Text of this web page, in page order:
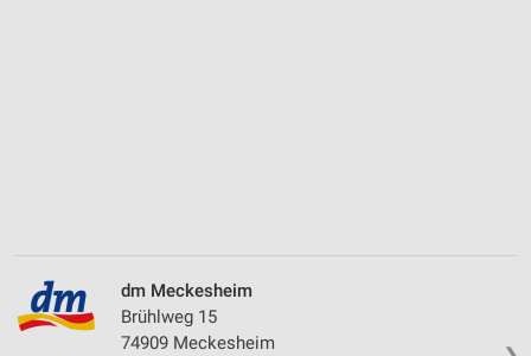
dm Meckesheim
Brühlweg 15
74909 Meckesheim